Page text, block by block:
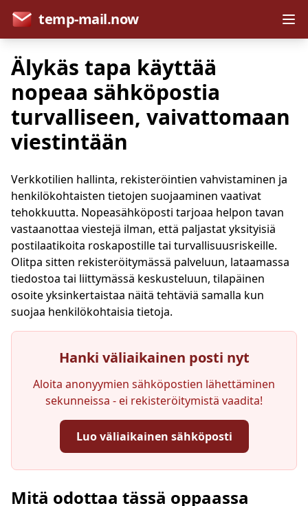
temp-mail.now
Älykäs tapa käyttää
nopeaa sähköpostia
turvalliseen, vaivattomaan
viestintään
Verkkotilien hallinta, rekisteröintien vahvistaminen ja
henkilökohtaisten tietojen suojaaminen vaativat
tehokkuutta. Nopeasähköposti tarjoaa helpon tavan
vastaanottaa viestejä ilman, että paljastat yksityisiä
postilaatikoita roskapostille tai turvallisuusriskeille.
Olitpa sitten rekisteröitymässä palveluun, lataamassa
tiedostoa tai liittymässä keskusteluun, tilapäinen
osoite yksinkertaistaa näitä tehtäviä samalla kun
suojaa henkilökohtaisia tietoja.
Hanki väliaikainen posti nyt
Aloita anonyymien sähköpostien lähettäminen
sekunneissa - ei rekisteröitymistä vaadita!
Luo väliaikainen sähköposti
Tilapäinen sähköpostiosoite:
Mitä odottaa tässä oppaassa